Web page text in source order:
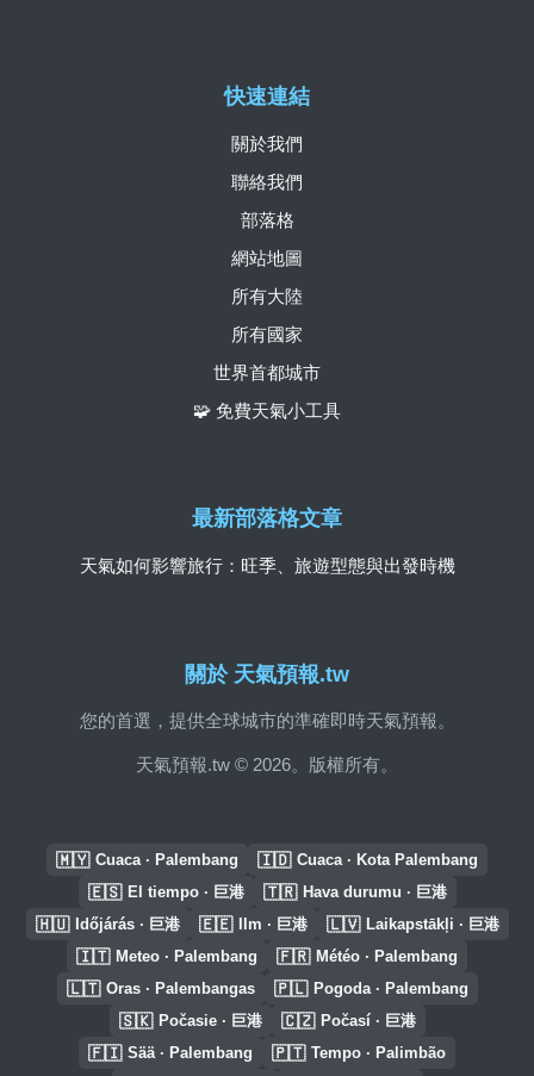
關於 天氣預報.tw
您的首選，提供全球城市的準確即時天氣預報。
天氣預報.tw © 2026。版權所有。
快速連結
關於我們
聯絡我們
部落格
網站地圖
所有大陸
所有國家
世界首都城市
🧩 免費天氣小工具
最新部落格文章
天氣如何影響旅行：旺季、旅遊型態與出發時機
🇲🇾 Cuaca · Palembang 🇮🇩 Cuaca · Kota Palembang
🇪🇸 El tiempo · 巨港 🇹🇷 Hava durumu · 巨港
🇭🇺 Időjárás · 巨港 🇪🇪 Ilm · 巨港 🇱🇻 Laikapstākļi · 巨港
🇮🇹 Meteo · Palembang 🇫🇷 Météo · Palembang
🇱🇹 Oras · Palembangas 🇵🇱 Pogoda · Palembang
🇸🇰 Počasie · 巨港 🇨🇿 Počasí · 巨港
🇫🇮 Sää · Palembang 🇵🇹 Tempo · Palimbão